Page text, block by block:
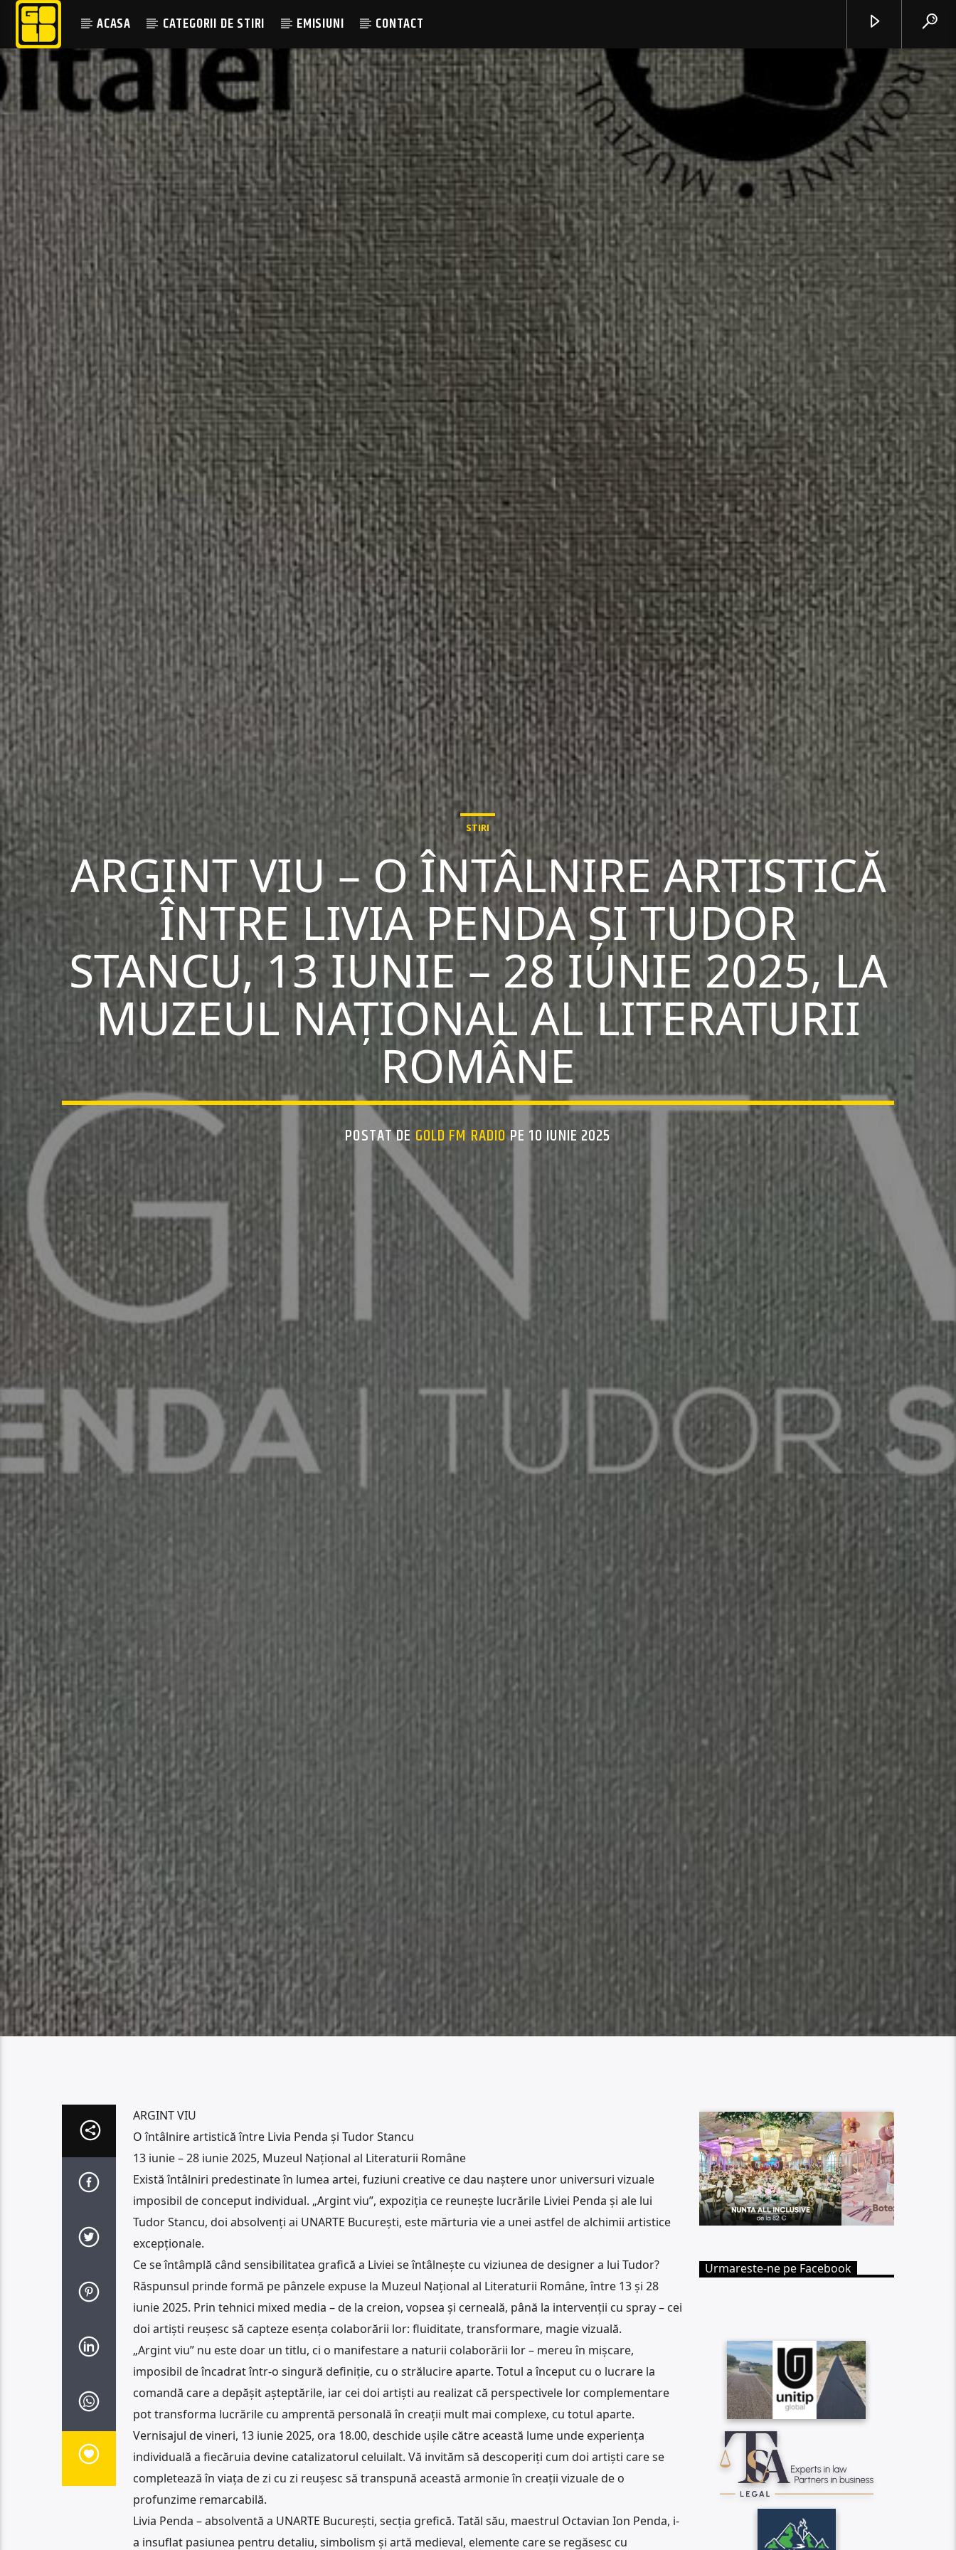
ACASA CATEGORII DE STIRI EMISIUNI CONTACT
STIRI
ARGINT VIU – O ÎNTÂLNIRE ARTISTICĂ
ÎNTRE LIVIA PENDA ȘI TUDOR
STANCU, 13 IUNIE – 28 IUNIE 2025, LA
MUZEUL NAȚIONAL AL LITERATURII
ROMÂNE
POSTAT DE GOLD FM RADIOPE 10 IUNIE 2025
ARGINT VIU
O întâlnire artistică între Livia Penda și Tudor Stancu
13 iunie – 28 iunie 2025, Muzeul Național al Literaturii Române
Există întâlniri predestinate în lumea artei, fuziuni creative ce dau naștere unor universuri vizuale
imposibil de conceput individual. „Argint viu”, expoziția ce reunește lucrările Liviei Penda și ale lui
Tudor Stancu, doi absolvenți ai UNARTE București, este mărturia vie a unei astfel de alchimii artistice
excepționale.
Ce se întâmplă când sensibilitatea grafică a Liviei se întâlnește cu viziunea de designer a lui Tudor?
Răspunsul prinde formă pe pânzele expuse la Muzeul Național al Literaturii Române, între 13 și 28
iunie 2025. Prin tehnici mixed media – de la creion, vopsea și cerneală, până la intervenții cu spray – cei
doi artiști reușesc să capteze esența colaborării lor: fluiditate, transformare, magie vizuală.
„Argint viu” nu este doar un titlu, ci o manifestare a naturii colaborării lor – mereu în mișcare,
imposibil de încadrat într-o singură definiție, cu o strălucire aparte. Totul a început cu o lucrare la
comandă care a depășit așteptările, iar cei doi artiști au realizat că perspectivele lor complementare
pot transforma lucrările cu amprentă personală în creații mult mai complexe, cu totul aparte.
Vernisajul de vineri, 13 iunie 2025, ora 18.00, deschide ușile către această lume unde experiența
individuală a fiecăruia devine catalizatorul celuilalt. Vă invităm să descoperiți cum doi artiști care se
completează în viața de zi cu zi reușesc să transpună această armonie în creații vizuale de o
profunzime remarcabilă.
Livia Penda – absolventă a UNARTE București, secția grefică. Tatăl său, maestrul Octavian Ion Penda, i-
a insuflat pasiunea pentru detaliu, simbolism și artă medieval, elemente care se regăsesc cu
Urmareste-ne pe Facebook